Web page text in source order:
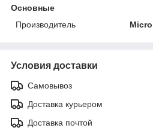
Основные
Производитель
Условия доставки
Самовывоз
Доставка курьером
Доставка почтой